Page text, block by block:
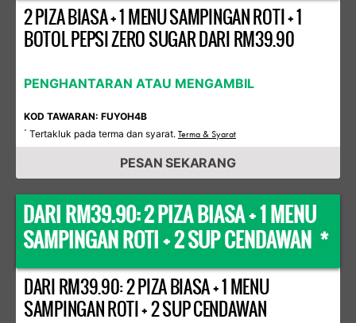
2 PIZA BIASA + 1 MENU SAMPINGAN ROTI + 1
BOTOL PEPSI ZERO SUGAR DARI RM39.90
PENGHANTARAN ATAU MENGAMBIL
KOD TAWARAN: FUYOH4B
* Tertakluk pada terma dan syarat. Terma & Syarat
PESAN SEKARANG
DARI RM39.90: 2 PIZA BIASA + 1 MENU
SAMPINGAN ROTI + 2 SUP CENDAWAN *
DARI RM39.90: 2 PIZA BIASA + 1 MENU
SAMPINGAN ROTI + 2 SUP CENDAWAN